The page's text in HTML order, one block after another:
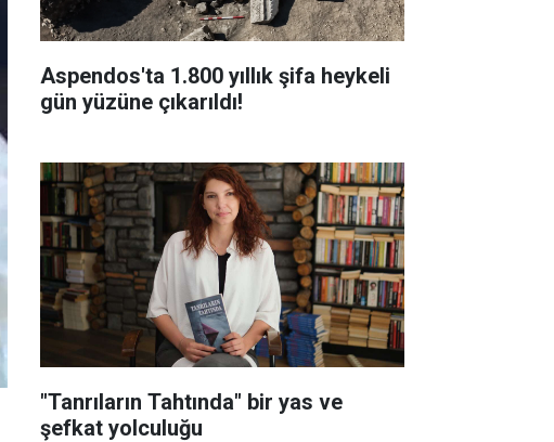
Aspendos'ta 1.800 yıllık şifa heykeli
gün yüzüne çıkarıldı!
"Tanrıların Tahtında" bir yas ve
şefkat yolculuğu